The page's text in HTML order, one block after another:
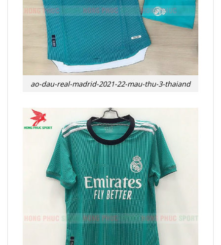
ao-dau-real-madrid-2021-22-mau-thu-3-thaiand